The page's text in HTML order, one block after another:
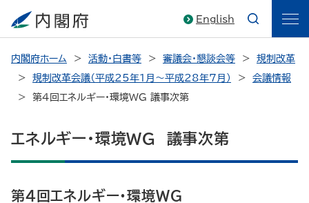
English
内閣府ホーム 活動・白書等 審議会・懇談会等
規制改革
規制改革会議（平成25年1月～平成28年7月）
会議情報
第４回エネルギー・環境WG 議事次第
エネルギー・環境WG 議事次第
第４回エネルギー・環境WG